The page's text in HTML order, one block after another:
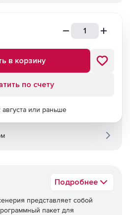
Подробнее
представляет собой
пакет для
в корзину
по счету
августа или раньше